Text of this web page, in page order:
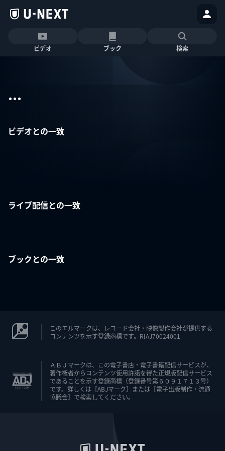
ビデオ ブック 検索
...
ビデオとの一致
ライブ配信との一致
ブックとの一致
このエルマークは、レコード会社・映像製作会社が提供する
コンテンツを示す登録商標です。RIAJ70024001
ＡＢＪマークは、この電子書店・電子書籍配信サービスが、
著作権者からコンテンツ使用許諾を得た正規版配信サービス
であることを示す登録商標（登録番号第６０９１７１３号）
です。詳しくは［ABJマーク］または［電子出版制作・流通
協議会］で検索してください。